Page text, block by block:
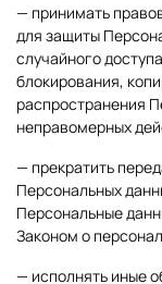
— принимать
для защиты
случайного
блокирования,
распространения
неправомерных
— прекратить
Персональных
Персональные
Законом о
— исполнять иные